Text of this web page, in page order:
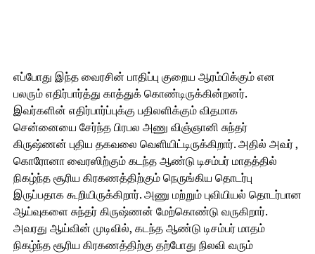
எப்போது இந்த வைரசின் பாதிப்பு குறைய ஆரம்பிக்கும் என
பலரும் எதிர்பார்த்து காத்துக் கொண்டிருக்கின்றனர்.
இவர்களின் எதிர்பார்ப்புக்கு பதிலளிக்கும் விதமாக
சென்னையை சேர்ந்த பிரபல அணு விஞ்ஞானி சுந்தர்
கிருஷ்ணன் புதிய தகவலை வெளியிட்டிருக்கிறார். அதில் அவர் ,
கொரோனா வைரஸிற்கும் கடந்த ஆண்டு டிசம்பர் மாதத்தில்
நிகழ்ந்த சூரிய கிரகணத்திற்கும் நெருங்கிய தொடர்பு
இருப்பதாக கூறியிருக்கிறார். அணு மற்றும் புவியியல் தொடர்பான
ஆய்வுகளை சுந்தர் கிருஷ்ணன் மேற்கொண்டு வருகிறார்.
அவரது ஆய்வின் முடிவில், கடந்த ஆண்டு டிசம்பர் மாதம்
நிகழ்ந்த சூரிய கிரகணத்திற்கு தற்போது நிலவி வரும்